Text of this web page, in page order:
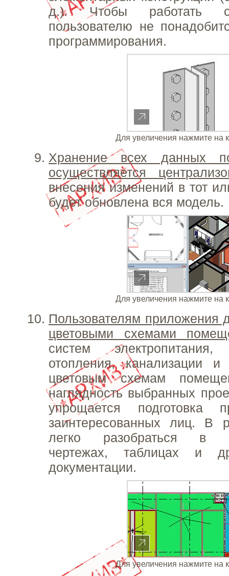
д.). Чтобы работать с
пользователю не
программирования.
Для увеличения нажмите на
Хранение всех данных
осуществляется
внесения изменений в тот
будет обновлена вся модель.
Для увеличения нажмите на
Пользователям приложения
цветовыми схемами
систем электропитания,
отопления, канализации
цветовым схемам
наглядность выбранных
упрощается подготовка
заинтересованных лиц. В
легко разобраться в
чертежах, таблицах и
документации.
Для увеличения нажмите на